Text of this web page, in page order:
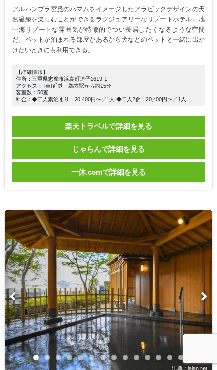
アルハンブラ宮殿のハマムをイメージしたアラビックデザインの天
然温泉を楽しむことができるラグジュアリーなリゾートホテル。地
中海リゾートな雰囲気が特徴的でつい長居したくなるような空間
だ。ペットが泊まれる部屋があるから犬などのペットと一緒に出か
けたいときにも利用できる。
【詳細情報】
住所：三重県志摩市浜島町迫子2619-1
アクセス： [車]近鉄 鵜方駅から約15分
客室数：50室
料金：◆二人素泊まり：20,400円〜／1人 ◆二人2食：20,400円〜／1人
楽天トラベルで詳細を見る
じゃらんで詳細を見る
一休.comで詳細を見る
出典：jalan.net